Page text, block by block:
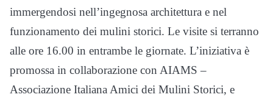
immergendosi nell’ingegnosa architettura e nel
funzionamento dei mulini storici. Le visite si terranno
alle ore 16.00 in entrambe le giornate. L’iniziativa è
promossa in collaborazione con AIAMS –
Associazione Italiana Amici dei Mulini Storici, e